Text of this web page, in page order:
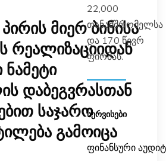
22,000
თანამშრომელსა
და 170 წევრ
ფირმას.
ᲡᲔᲠᲕᲘᲡᲔᲑᲘ
ფინანსური
რეალიზაციიდან
დაბეგვრასთან
საჯარო
გამოიცა